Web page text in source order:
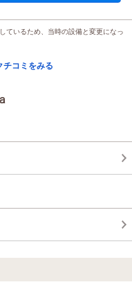
り/税込)
ているため、当時の設備と変更になっ
コミをみる